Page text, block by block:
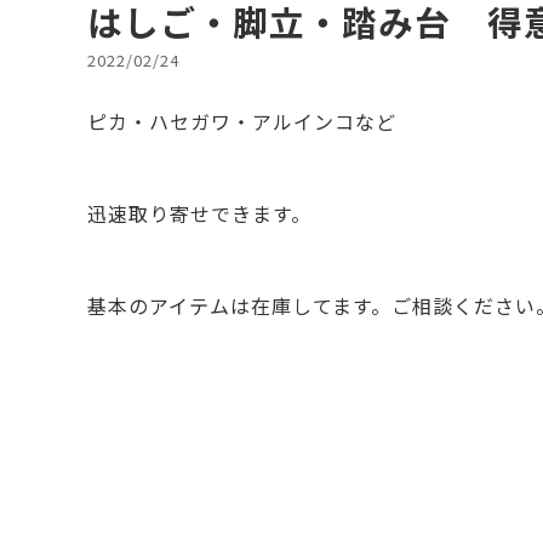
はしご・脚立・踏み台 得
2022/02/24
ピカ・ハセガワ・アルインコなど
迅速取り寄せできます。
基本のアイテムは在庫してます。ご相談ください。